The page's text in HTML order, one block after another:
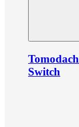
Switch